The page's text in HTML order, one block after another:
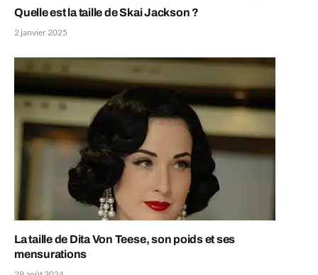
Quelle est la taille de Skai Jackson ?
2 janvier 2025
La taille de Dita Von Teese, son poids et ses
mensurations